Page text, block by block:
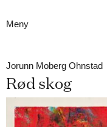
Meny
Jorunn Moberg Ohnstad
Rød skog